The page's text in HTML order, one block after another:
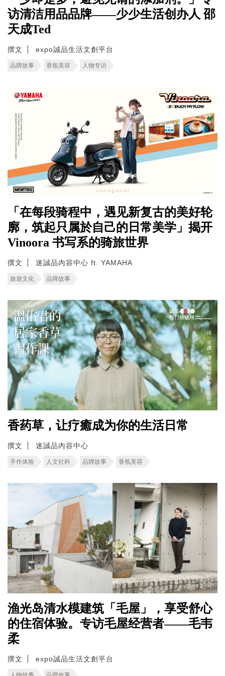
访清洁用品品牌——少少生活创办人 邵
天成Ted
撰文 expo誠品生活文創平台
品牌故事 香氛美容 人物专访
「在每段骑程中，遇见新复古的美好轮
廓，筑起只属於自己的日常美学」揭开
Vinoora 书写系的骑旅世界
撰文 迷誠品內容中心 ft. YAMAHA
旅遊文化 品牌故事
香药草，让疗癒成为你的生活日常
撰文 迷誠品內容中心
手作体验 人文社科 品牌故事 香氛美容
渔光岛清水模建筑「毛屋」，享受舒心
的住宿体验。专访毛屋经营者——毛韦
柔
撰文 expo誠品生活文創平台